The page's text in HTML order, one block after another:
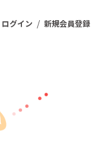
ログイン / 新規会員登録